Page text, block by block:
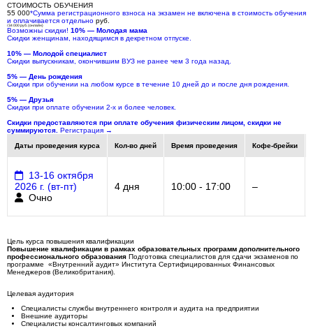
СТОИМОСТЬ ОБУЧЕНИЯ
55 000*Сумма регистрационного взноса на экзамен не включена в стоимость обучения
и оплачивается отдельно руб.
/ 34 000 руб. (онлайн)
Возможны скидки! 10% — Молодая мама
Скидки женщинам, находящимся в декретном отпуске.
10% — Молодой специалист
Скидки выпускникам, окончившим ВУЗ не ранее чем 3 года назад.
5% — День рождения
Скидки при обучении на любом курсе в течение 10 дней до и после дня рождения.
5% — Друзья
Скидки при оплате обучении 2-х и более человек.
Скидки предоставляются при оплате обучения физическим лицом, скидки не
суммируются. Регистрация →
Даты проведения курса
Кол-во дней Время проведения Кофе-брейки
13-16 октября
2026 г. (вт-пт)
Очно
4 дня 10:00 - 17:00 –
Цель курса повышения квалификации
Повышение квалификации в рамках образовательных программ дополнительного
профессионального образования Подготовка специалистов для сдачи экзаменов по
программе «Внутренний аудит» Института Сертифицированных Финансовых
Менеджеров (Великобритания).
Целевая аудитория
Специалисты службы внутреннего контроля и аудита на предприятии
Внешние аудиторы
Специалисты консалтинговых компаний